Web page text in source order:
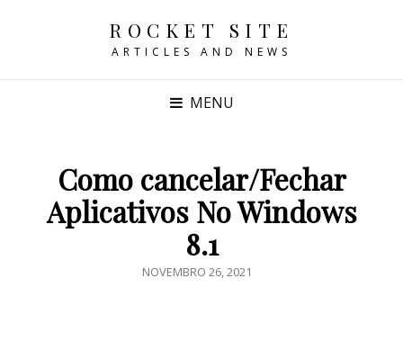
ROCKET SITE
ARTICLES AND NEWS
MENU
Como cancelar/Fechar
Aplicativos No Windows
8.1
POSTED
NOVEMBRO 26, 2021